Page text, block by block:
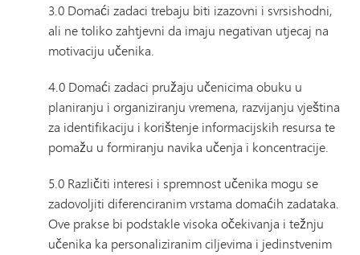
3.0 Domaći zadaci trebaju biti izazovni i svrsishodni,
ali ne toliko zahtjevni da imaju negativan utjecaj na
motivaciju učenika.
4.0 Domaći zadaci pružaju učenicima obuku u
planiranju i organiziranju vremena, razvijanju vještina
za identifikaciju i korištenje informacijskih resursa te
pomažu u formiranju navika učenja i koncentracije.
5.0 Različiti interesi i spremnost učenika mogu se
zadovoljiti diferenciranim vrstama domaćih zadataka.
Ove prakse bi podstakle visoka očekivanja i težnju
učenika ka personaliziranim ciljevima i jedinstvenim